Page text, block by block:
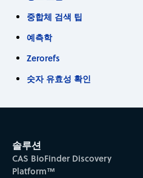
중합체 검색 팁
예측학
Zerorefs
숫자 유효성 확인
솔루션
CAS BioFinder Discovery
Platform™